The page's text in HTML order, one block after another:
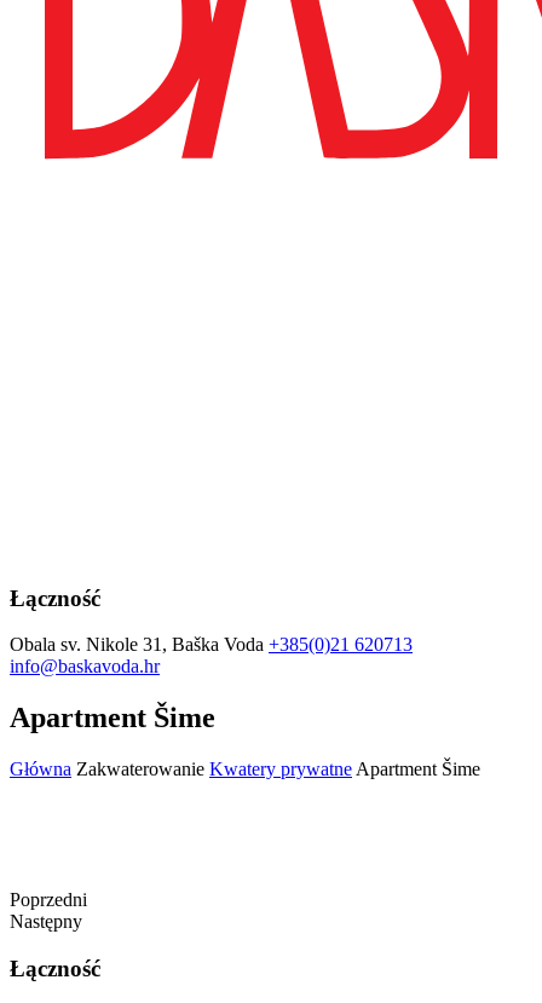
Łączność
Obala sv. Nikole 31, Baška Voda +385(0)21 620713
info@baskavoda.hr
Apartment Šime
Główna Zakwaterowanie Kwatery prywatne Apartment Šime
Poprzedni
Następny
Łączność